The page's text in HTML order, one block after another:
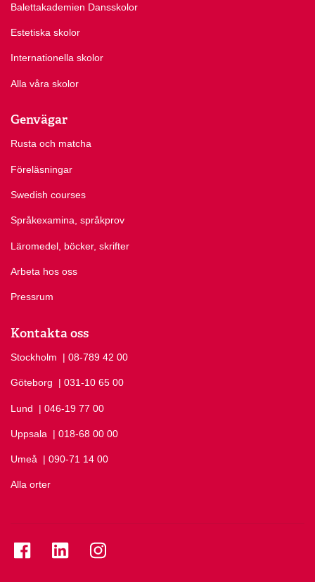
Balettakademien Dansskolor
Estetiska skolor
Internationella skolor
Alla våra skolor
Genvägar
Rusta och matcha
Föreläsningar
Swedish courses
Språkexamina, språkprov
Läromedel, böcker, skrifter
Arbeta hos oss
Pressrum
Kontakta oss
Stockholm Ring Stockholm på
| 08-789 42 00
Göteborg Ring Göteborg på
| 031-10 65 00
Lund Ring Lund på
| 046-19 77 00
Uppsala Ring Uppsala på
| 018-68 00 00
Umeå Ring Umeå på
| 090-71 14 00
Alla orter
Se folkuniversitetet på Facebook
Se folkuniversitetet på LinkedIn